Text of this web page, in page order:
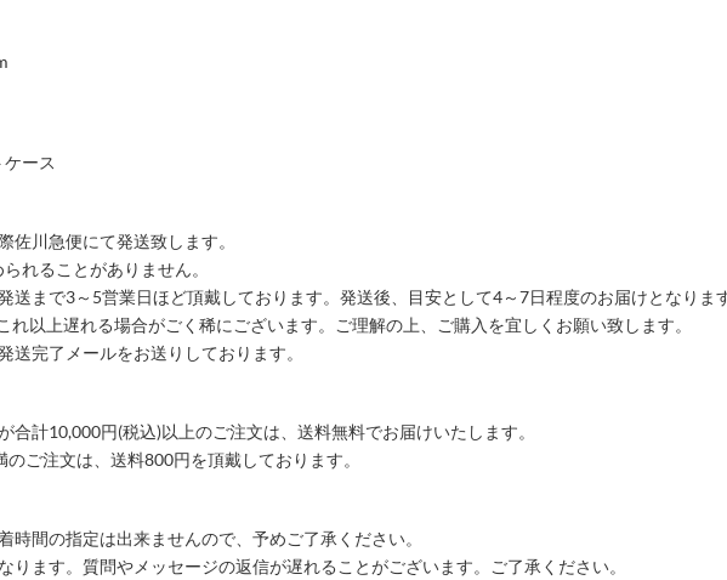
ース
佐川急便にて発送致します。
れることがありません。
送まで3～5営業日ほど頂戴しております。発送後、目安として4～7日程度のお届けとなりま
れ以上遅れる場合がごく稀にございます。ご理解の上、ご購入を宜しくお願い致します。
送完了メールをお送りしております。
合計10,000円(税込)以上のご注文は、送料無料でお届けいたします。
ご注文は、送料800円を頂戴しております。
時間の指定は出来ませんので、予めご了承ください。
ります。質問やメッセージの返信が遅れることがございます。ご了承ください。